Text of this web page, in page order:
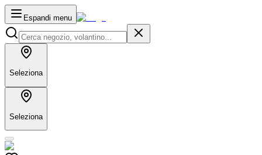
Espandi menu
Seleziona
Seleziona